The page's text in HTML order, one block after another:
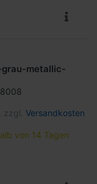
grau-metallic-
zzgl. Versandkosten
von 14 Tagen